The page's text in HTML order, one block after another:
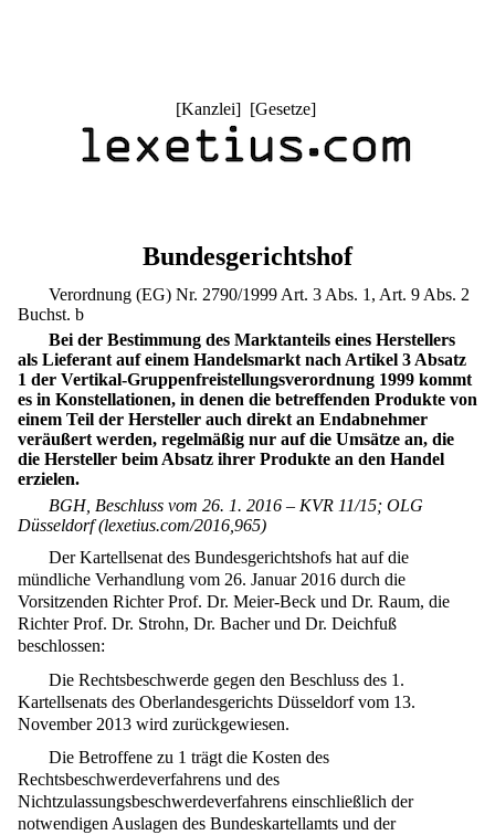
[Kanzlei] [Gesetze]
Bundesgerichtshof
Verordnung (EG) Nr. 2790/1999 Art. 3 Abs. 1, Art. 9 Abs. 2
Buchst. b
Bei der Bestimmung des Marktanteils eines Herstellers
als Lieferant auf einem Handelsmarkt nach Artikel 3 Absatz
1 der Vertikal-Gruppenfreistellungsverordnung 1999 kommt
es in Konstellationen, in denen die betreffenden Produkte von
einem Teil der Hersteller auch direkt an Endabnehmer
veräußert werden, regelmäßig nur auf die Umsätze an, die
die Hersteller beim Absatz ihrer Produkte an den Handel
erzielen.
BGH, Beschluss vom 26. 1. 2016 – KVR 11/15; OLG
Düsseldorf (lexetius.com/2016,965)
Der Kartellsenat des Bundesgerichtshofs hat auf die
mündliche Verhandlung vom 26. Januar 2016 durch die
Vorsitzenden Richter Prof. Dr. Meier-Beck und Dr. Raum, die
Richter Prof. Dr. Strohn, Dr. Bacher und Dr. Deichfuß
beschlossen:
Die Rechtsbeschwerde gegen den Beschluss des 1.
Kartellsenats des Oberlandesgerichts Düsseldorf vom 13.
November 2013 wird zurückgewiesen.
Die Betroffene zu 1 trägt die Kosten des
Rechtsbeschwerdeverfahrens und des
Nichtzulassungsbeschwerdeverfahrens einschließlich der
notwendigen Auslagen des Bundeskartellamts und der